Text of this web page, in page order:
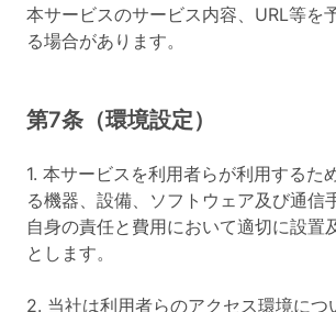
本サービスのサービス内容、URL等を
る場合があります。
第7条（環境設定）
1. 本サービスを利用者らが利用するた
る機器、設備、ソフトウェア及び通信
自身の責任と費用において適切に設置
とします。
2. 当社は利用者らのアクセス環境につ